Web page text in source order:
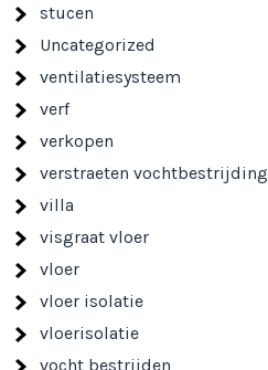
stucen
Uncategorized
ventilatiesysteem
verf
verkopen
verstraeten vochtbestrijding
villa
visgraat vloer
vloer
vloer isolatie
vloerisolatie
vocht bestrijden